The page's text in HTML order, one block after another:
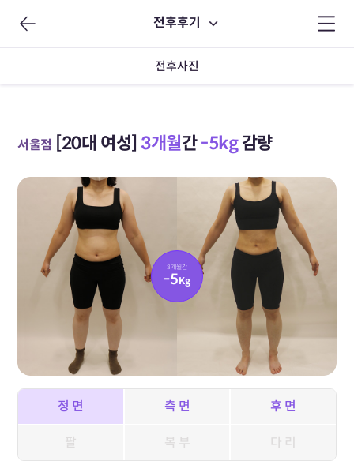
전후후기
전후사진
서울점 [20대 여성] 3개월간-5kg감량
3개월간
-5Kg
정 면 측 면 후 면
팔 복 부 다 리